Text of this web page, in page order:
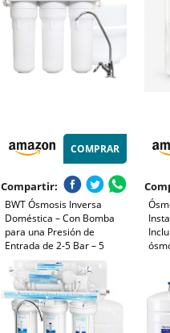
COMPRAR
Compartir:
BWT Ósmosis Inversa
Doméstica – Con Bomba
para una Presión de
Entrada de 2-5 Bar – 5
Etapas con
REMINERALIZADOR – 75
GPD, Caudal de 11,8 L/h,
Tanque de 12 L